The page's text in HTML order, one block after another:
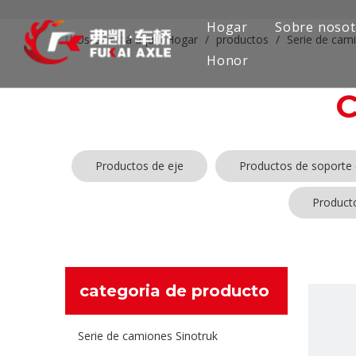
Hogar Sobre
Honor
Usted está aquí: Hogar / productos / Serie de
Productos de eje Productos de soporte
categoria de producto
Serie de camiones Sinotruk